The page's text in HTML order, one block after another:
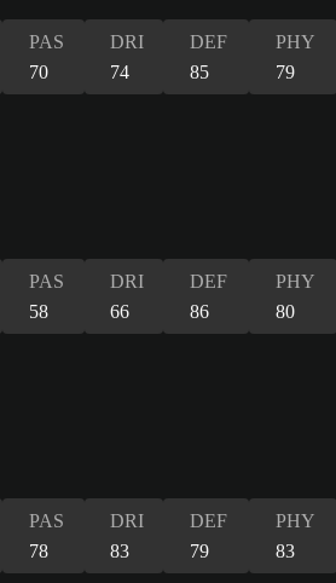
PAS
70
DRI
74
DEF
85
PHY
79
PAS
58
DRI
66
DEF
86
PHY
80
PAS
78
DRI
83
DEF
79
PHY
83